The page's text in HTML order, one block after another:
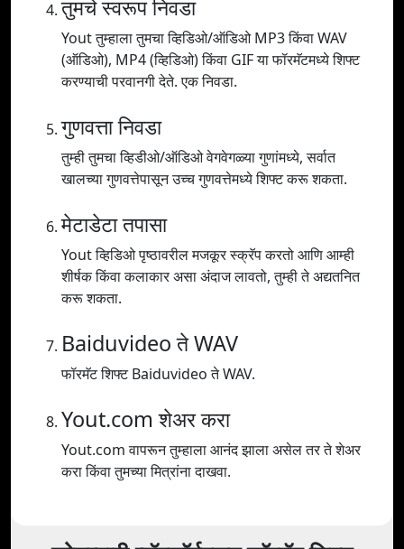
तुमचे स्वरूप निवडा
Yout तुम्हाला तुमचा व्हिडिओ/ऑडिओ MP3 किंवा WAV
(ऑडिओ), MP4 (व्हिडिओ) किंवा GIF या फॉरमॅटमध्ये शिफ्ट
करण्याची परवानगी देते. एक निवडा.
गुणवत्ता निवडा
तुम्ही तुमचा व्हिडीओ/ऑडिओ वेगवेगळ्या गुणांमध्ये, सर्वात
खालच्या गुणवत्तेपासून उच्च गुणवत्तेमध्ये शिफ्ट करू शकता.
मेटाडेटा तपासा
Yout व्हिडिओ पृष्ठावरील मजकूर स्क्रॅप करतो आणि आम्ही
शीर्षक किंवा कलाकार असा अंदाज लावतो, तुम्ही ते अद्यतनित
करू शकता.
Baiduvideo ते WAV
फॉरमॅट शिफ्ट Baiduvideo ते WAV.
Yout.com शेअर करा
Yout.com वापरून तुम्हाला आनंद झाला असेल तर ते शेअर
करा किंवा तुमच्या मित्रांना दाखवा.